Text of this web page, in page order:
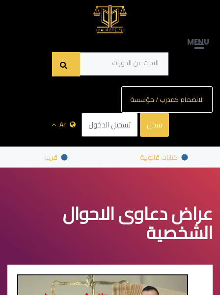
MENU
الانضمام كمدرب / مؤسسة
سجل تسجيل الدخول Ar
كتابات قانونية قريبا
عراض دعاوى الاحوال
الشخصية